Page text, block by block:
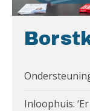
Inloophuis: